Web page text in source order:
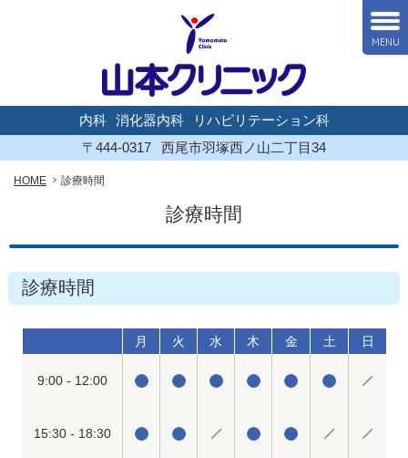
内科 消化器内科
リハビリテーション科
〒444-0317
西尾市羽塚西ノ山二丁目34
MENU
HOME 診療時間
診療時間
診療時間
月 火 水 木 金 土 日
9:00 - 12:00
15:30 - 18:30